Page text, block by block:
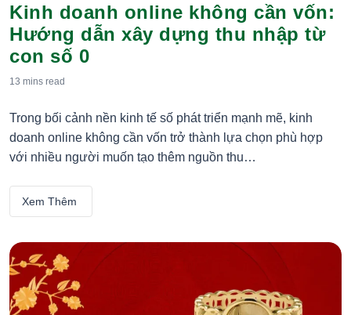
Kinh doanh online không cần vốn:
Hướng dẫn xây dựng thu nhập từ
con số 0
13 mins read
Trong bối cảnh nền kinh tế số phát triển mạnh mẽ, kinh
doanh online không cần vốn trở thành lựa chọn phù hợp
với nhiều người muốn tạo thêm nguồn thu…
Xem Thêm